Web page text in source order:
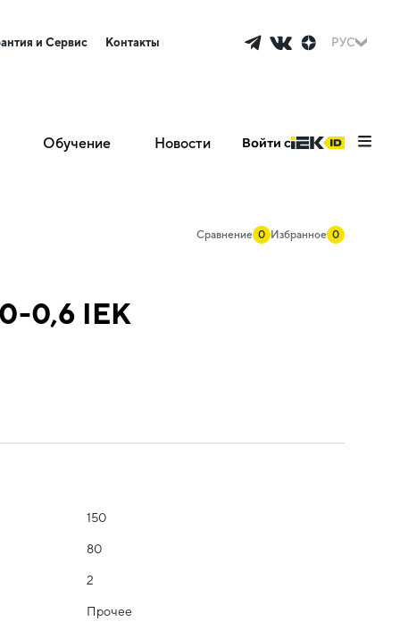
и Сервис Контакты РУС
Обучение Новости Войти с
Сравнение 0 Избранное 0
0,6 IEK
150
80
2
Прочее